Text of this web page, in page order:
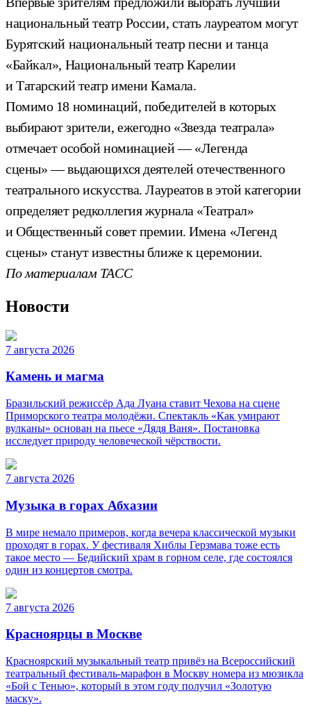
национальный театр России, стать лауреатом могут
Бурятский национальный театр песни и танца
«Байкал», Национальный театр Карелии
и Татарский театр имени Камала.
Помимо 18 номинаций, победителей в которых
выбирают зрители, ежегодно «Звезда театрала»
отмечает особой номинацией — «Легенда
сцены» — выдающихся деятелей отечественного
театрального искусства. Лауреатов в этой категории
определяет редколлегия журнала «Театрал»
и Общественный совет премии. Имена «Легенд
сцены» станут известны ближе к церемонии.
По материалам ТАСС
Новости
7 августа 2026
Камень и магма
Бразильский режиссёр Ада Луана ставит Чехова на сцене
Приморского театра молодёжи. Спектакль «Как умирают
вулканы» основан на пьесе «Дядя Ваня». Постановка
исследует природу человеческой чёрствости.
7 августа 2026
Музыка в горах Абхазии
В мире немало примеров, когда вечера классической музыки
проходят в горах. У фестиваля Хиблы Герзмава тоже есть
такое место — Бедийский храм в горном селе, где состоялся
один из концертов смотра.
7 августа 2026
Красноярцы в Москве
Красноярский музыкальный театр привёз на Всероссийский
театральный фестиваль-марафон в Москву номера из мюзикла
«Бой с Тенью», который в этом году получил «Золотую
маску».